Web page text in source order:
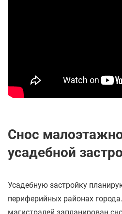
Снос
усадебной
Усадебную застройку
периферийных районах